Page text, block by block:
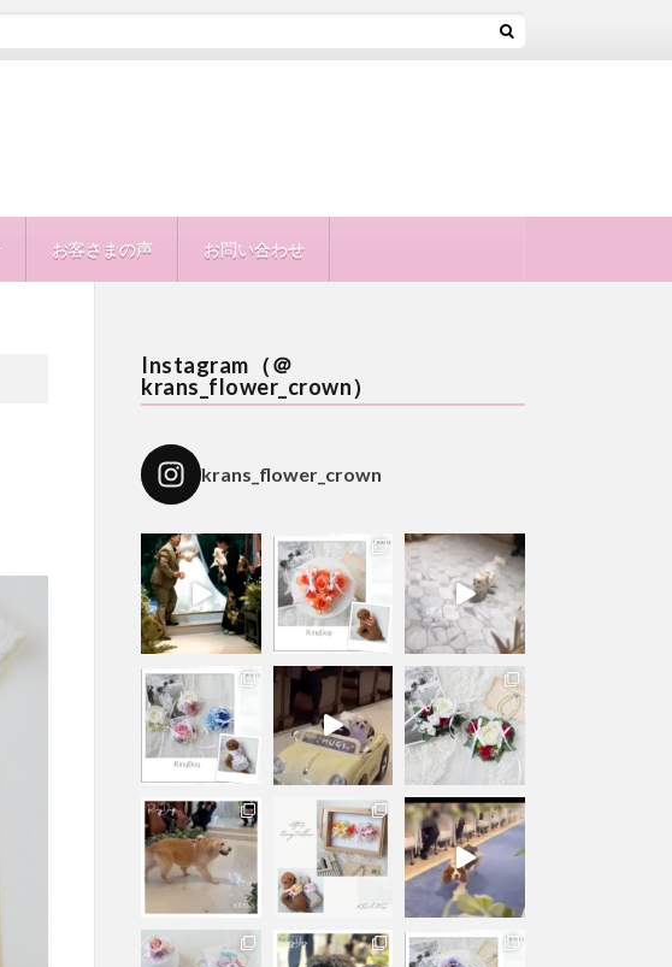
お客さまの声 お問い合わせ
Instagram（＠
krans_flower_crown）
krans_flower_crown